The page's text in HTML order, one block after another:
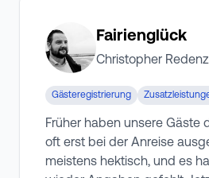
Fairienglück
Christopher Redenz
Gästeregistrierung
Früher haben unsere Gäste
oft erst bei der Anreise
meistens hektisch, und es